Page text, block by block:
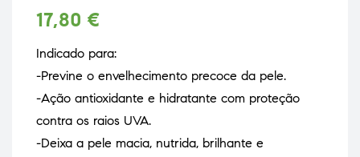
17,80 €
Indicado para:
-Previne o envelhecimento precoce da pele.
-Ação antioxidante e hidratante com proteção
contra os raios UVA.
-Deixa a pele macia, nutrida, brilhante e